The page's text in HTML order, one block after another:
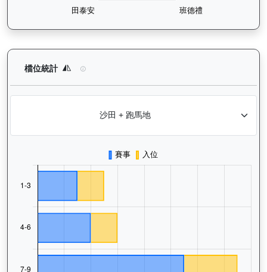
檔位統計 魯班精神（J233）— 檔位統計分析：查看馬匹